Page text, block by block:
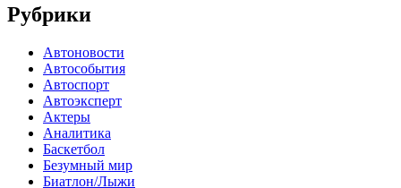
Рубрики
Автоновости
Автособытия
Автоспорт
Автоэксперт
Актеры
Аналитика
Баскетбол
Безумный мир
Биатлон/Лыжи